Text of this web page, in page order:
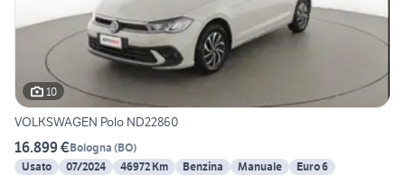
10
VOLKSWAGEN Polo ND22860
16.899 €Bologna (BO)
Usato
07/2024 46972 Km Benzina Manuale
Euro 6